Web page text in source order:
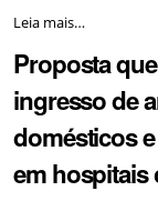
Vereadores
serviço
de
vacinação
domiciliar
a
pessoas
com
necessidades
Leia mais…
Proposta
ingresso de
domésticos
em hospitais